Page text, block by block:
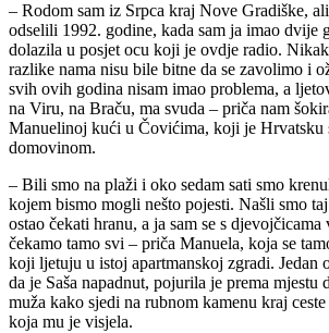
– Rodom sam iz Srpca kraj Nove Gradiške,
odselili 1992. godine, kada sam ja imao dvije
dolazila u posjet ocu koji je ovdje radio.
razlike nama nisu bile bitne da se zavolimo i
svih ovih godina nisam imao problema, a
na Viru, na Braču, ma svuda – priča nam
Manuelinoj kući u Čovićima, koji je Hrvatsku
domovinom.
– Bili smo na plaži i oko sedam sati smo
kojem bismo mogli nešto pojesti. Našli smo
ostao čekati hranu, a ja sam se s
čekamo tamo svi – priča Manuela, koja se
koji ljetuju u istoj apartmanskoj zgradi. Jedan
da je Saša napadnut, pojurila je prema mjestu
muža kako sjedi na rubnom kamenu kraj
koja mu je visjela.